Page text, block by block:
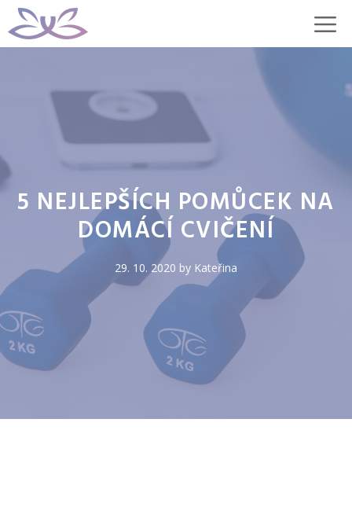
Přeskočit
na
5 NEJLEPŠÍCH POMŮCEK NA
DOMÁCÍ CVIČENÍ
29. 10. 2020 by Kateřina